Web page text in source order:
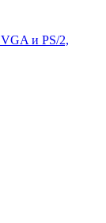
и PS/2,